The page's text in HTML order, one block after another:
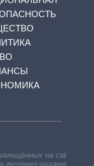
на сайте,
интернет-изданий —